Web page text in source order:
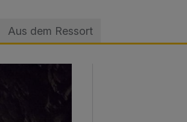
Aus dem Ressort